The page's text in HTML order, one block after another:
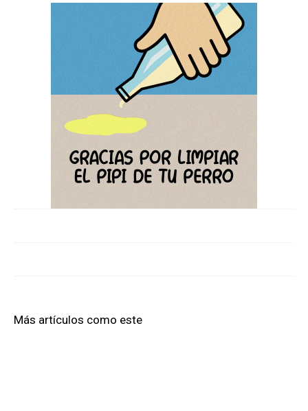
Más artículos como este